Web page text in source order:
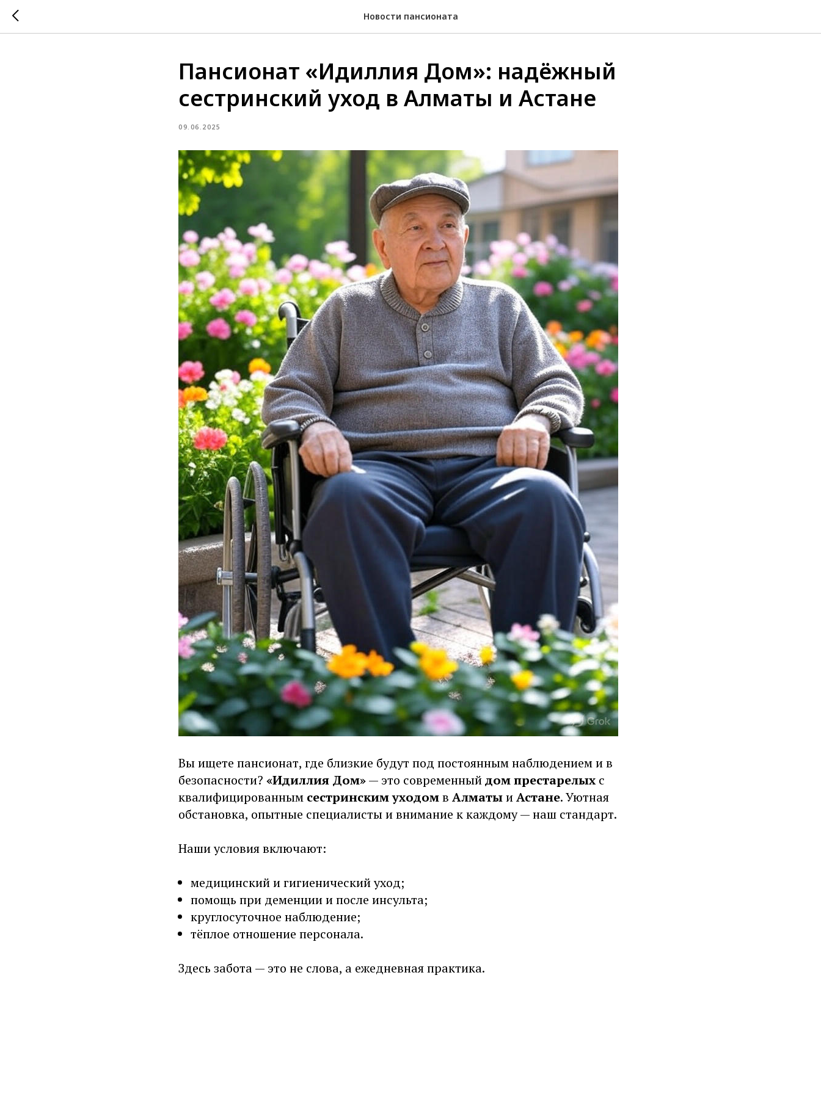
Новости пансионата
Пансионат «Идиллия Дом»: надёжный
сестринский уход в Алматы и Астане
09.06.2025
Вы ищете пансионат, где близкие будут под постоянным наблюдением и в
безопасности? «Идиллия Дом»— это современныйдом престарелых с
квалифицированным сестринским уходомв АлматыиАстане. Уютная
обстановка, опытные специалисты и внимание к каждому — наш стандарт.
Наши условия включают:
медицинский и гигиенический уход;
помощь при деменции и после инсульта;
круглосуточное наблюдение;
тёплое отношение персонала.
Здесь забота — это не слова, а ежедневная практика.